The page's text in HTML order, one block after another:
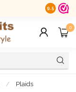
14 dagen
9.5
0
/ Plaids